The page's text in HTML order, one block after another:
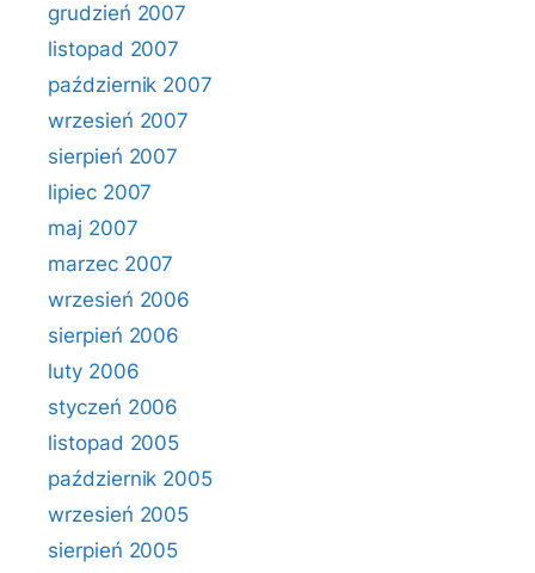
grudzień 2007
listopad 2007
październik 2007
wrzesień 2007
sierpień 2007
lipiec 2007
maj 2007
marzec 2007
wrzesień 2006
sierpień 2006
luty 2006
styczeń 2006
listopad 2005
październik 2005
wrzesień 2005
sierpień 2005